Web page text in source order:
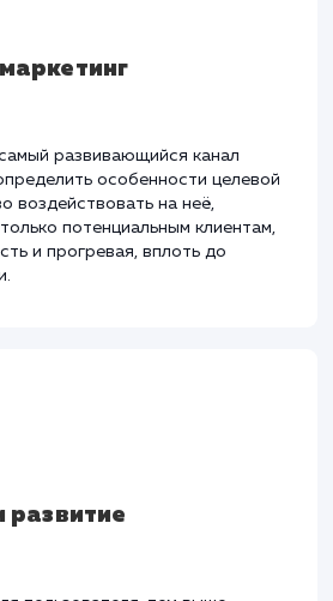
самых высоких. К тому же,
– самый развивающийся канал
определить особенности целевой
воздействовать на неё,
и прогревая, вплоть до